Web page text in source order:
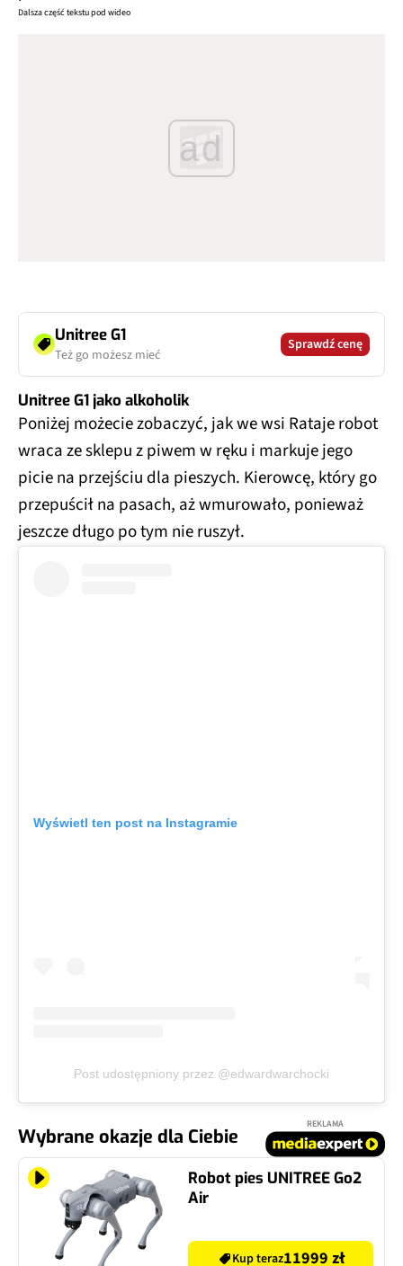
Dalsza część tekstu pod wideo
ad
Unitree G1
Też go możesz mieć
Sprawdź cenę
Unitree G1 jako alkoholik
Poniżej możecie zobaczyć, jak we wsi Rataje robot
wraca ze sklepu z piwem w ręku i markuje jego
picie na przejściu dla pieszych. Kierowcę, który go
przepuścił na pasach, aż wmurowało, ponieważ
jeszcze długo po tym nie ruszył.
Wyświetl ten post na Instagramie
Post udostępniony przez @edwardwarchocki
Wybrane okazje dla Ciebie
REKLAMA
Robot pies UNITREE Go2
Air
Kup teraz11999 zł